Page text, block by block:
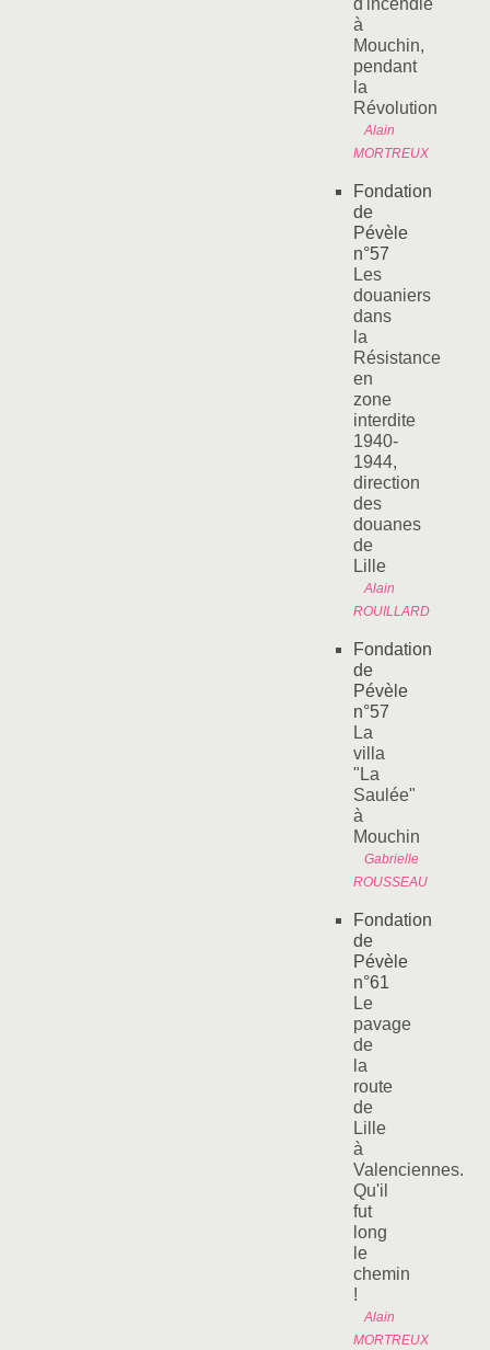
d'incendie
à
Mouchin,
pendant
la
Révolution
Alain
MORTREUX
Fondation
de
Pévèle
n°57
Les
douaniers
dans
la
Résistance
en
zone
interdite
1940-
1944,
direction
des
douanes
de
Lille
Alain
ROUILLARD
Fondation
de
Pévèle
n°57
La
villa
"La
Saulée"
à
Mouchin
Gabrielle
ROUSSEAU
Fondation
de
Pévèle
n°61
Le
pavage
de
la
route
de
Lille
à
Valenciennes.
Qu'il
fut
long
le
chemin
!
Alain
MORTREUX